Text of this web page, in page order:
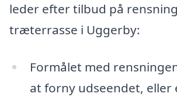
leder efter tilbud på
træterrasse i Uggerby:
Formålet med
at forny udseendet, eller